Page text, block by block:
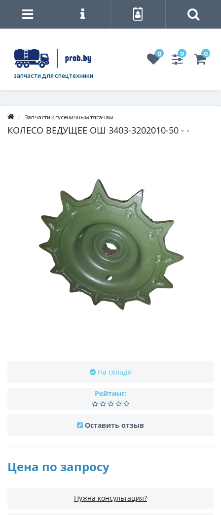
запчасти для спецтехники
0 0 0
Запчасти к гусеничным тягачам
КОЛЕСО ВЕДУЩЕЕ ОШ 3403-3202010-50 - -
На складе
Рейтинг:
Оставить отзыв
Цена по запросу
Нужна консультация?